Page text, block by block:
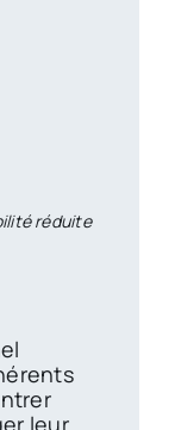
réduite
leur